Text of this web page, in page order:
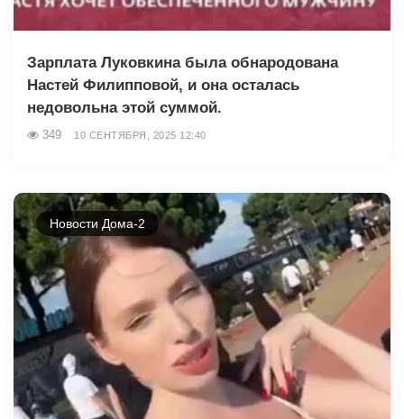
Зарплата Луковкина была обнародована
Настей Филипповой, и она осталась
недовольна этой суммой.
349 10 СЕНТЯБРЯ, 2025 12:40
Новости Дома-2